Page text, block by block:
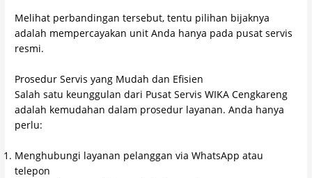
Melihat perbandingan tersebut, tentu pilihan bijaknya
adalah mempercayakan unit Anda hanya pada pusat servis
resmi.
Prosedur Servis yang Mudah dan Efisien
Salah satu keunggulan dari Pusat Servis WIKA Cengkareng
adalah kemudahan dalam prosedur layanan. Anda hanya
perlu:
Menghubungi layanan pelanggan via WhatsApp atau
telepon